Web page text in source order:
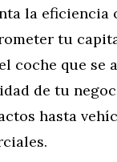
la eficiencia
tu
coche que se
de tu
hasta